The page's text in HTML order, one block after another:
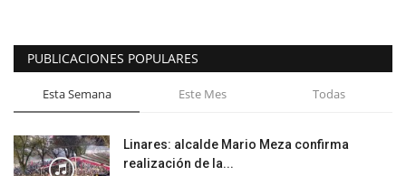
PUBLICACIONES POPULARES
Esta Semana Este Mes Todas
Linares: alcalde Mario Meza confirma
realización de la...